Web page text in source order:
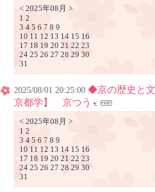
< 2025年08月 >
1 2
3 4 5 6 7 8 9
10 11 12 13 14 15 16
17 18 19 20 21 22 23
24 25 26 27 28 29 30
31
2025/08/01 20:25:00 ◆京の歴史と
京都学】 京つう
< 2025年08月 >
1 2
3 4 5 6 7 8 9
10 11 12 13 14 15 16
17 18 19 20 21 22 23
24 25 26 27 28 29 30
31